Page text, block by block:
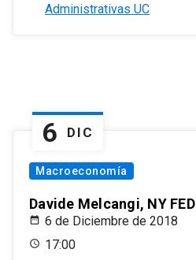
Administrativas UC
6 DIC
Macroeconomía
Davide Melcangi, NY FED
6 de Diciembre de 2018
17:00